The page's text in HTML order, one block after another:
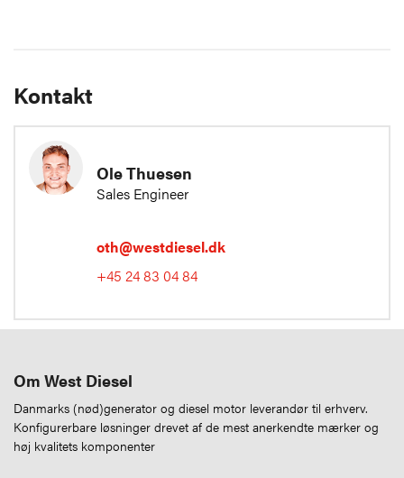
Kontakt
Ole Thuesen
Sales Engineer
oth@westdiesel.dk
+45 24 83 04 84
Om West Diesel
Danmarks (nød)generator og diesel motor leverandør til erhverv.
Konfigurerbare løsninger drevet af de mest anerkendte mærker og
høj kvalitets komponenter